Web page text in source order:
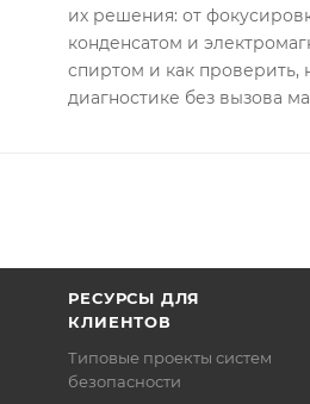
их решения: от
конденсатом и
спиртом и как проверить,
диагностике без вызова
РЕСУРСЫ ДЛЯ
КЛИЕНТОВ
Типовые проекты систем
безопасности